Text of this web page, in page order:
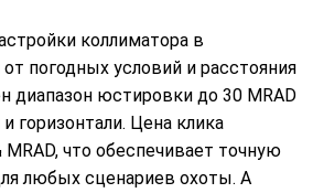
коллиматора в
погодных условий и расстояния
диапазон юстировки до 30 MRAD
горизонтали. Цена клика
что обеспечивает точную
любых сценариев охоты. А